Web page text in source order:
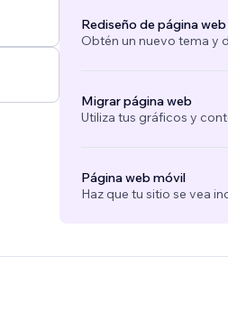
Rediseño de página web
Obtén un nuevo tema y
Migrar página web
Utiliza tus gráficos y
Página web móvil
Haz que tu sitio se vea